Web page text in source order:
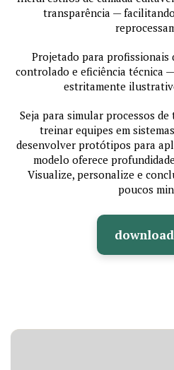
transparência —
Projetado para profissionais
controlado e eficiência técnica
estritamente
Seja para simular processos
treinar equipes em
desenvolver protótipos para
modelo oferece
Visualize, personalize e
poucos